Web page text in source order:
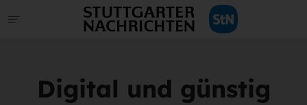
Digital und günstig